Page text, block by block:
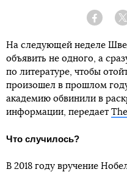
На следующей неделе
объявить не одного, а
по литературе, чтобы
произошел в прошлом
академию обвинили в
информации, передает
Что случилось?
В 2018 году вручение